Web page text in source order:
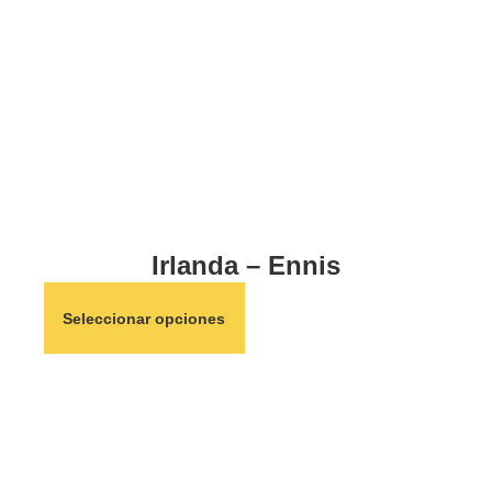
Irlanda – Ennis
Seleccionar opciones